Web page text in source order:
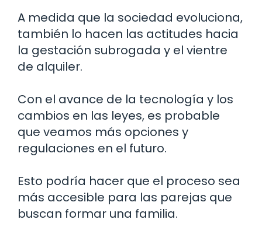
A medida que la sociedad evoluciona,
también lo hacen las actitudes hacia
la gestación subrogada y el vientre
de alquiler.
Con el avance de la tecnología y los
cambios en las leyes, es probable
que veamos más opciones y
regulaciones en el futuro.
Esto podría hacer que el proceso sea
más accesible para las parejas que
buscan formar una familia.